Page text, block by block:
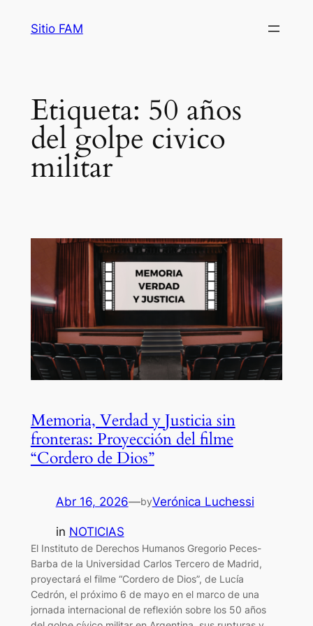
Sitio FAM
Etiqueta: 50 años
del golpe civico
militar
Memoria, Verdad y Justicia sin
fronteras: Proyección del filme
“Cordero de Dios”
Abr 16, 2026—byVerónica Luchessi
in NOTICIAS
El Instituto de Derechos Humanos Gregorio Peces-
Barba de la Universidad Carlos Tercero de Madrid,
proyectará el filme “Cordero de Dios”, de Lucía
Cedrón, el próximo 6 de mayo en el marco de una
jornada internacional de reflexión sobre los 50 años